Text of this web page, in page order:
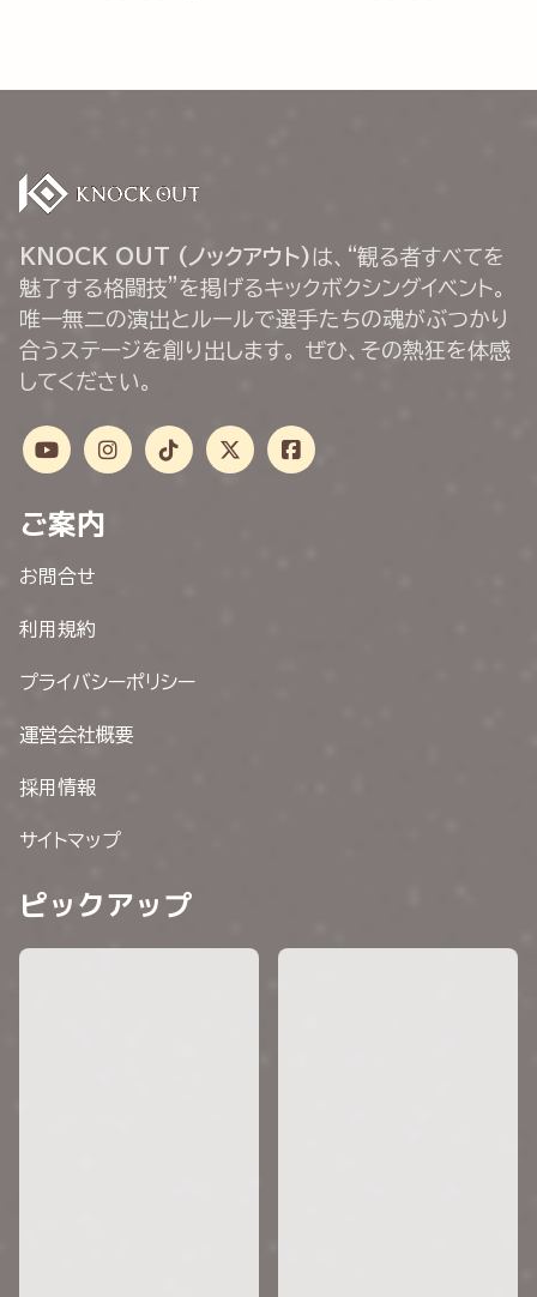
KNOCK OUT (ノックアウト) は、“観る者すべてを
魅了する格闘技”を掲げるキックボクシングイベント。
唯一無二の演出とルールで選手たちの魂がぶつかり
合うステージを創り出します。 ぜひ、その熱狂を体感
してください。
ご案内
お問合せ
利用規約
プライバシーポリシー
運営会社概要
採用情報
サイトマップ
ピックアップ